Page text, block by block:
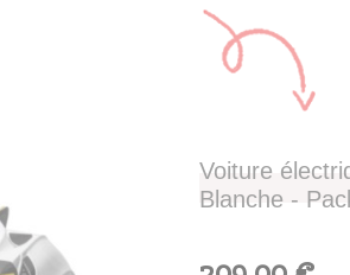
Voiture
Blanche -